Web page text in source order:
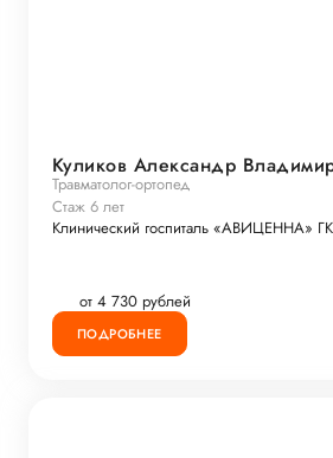
Куликов Александр
Травматолог-ортопед
Стаж 6 лет
Клинический госпиталь «АВИЦЕННА»
от 4 730 рублей
ПОДРОБНЕЕ